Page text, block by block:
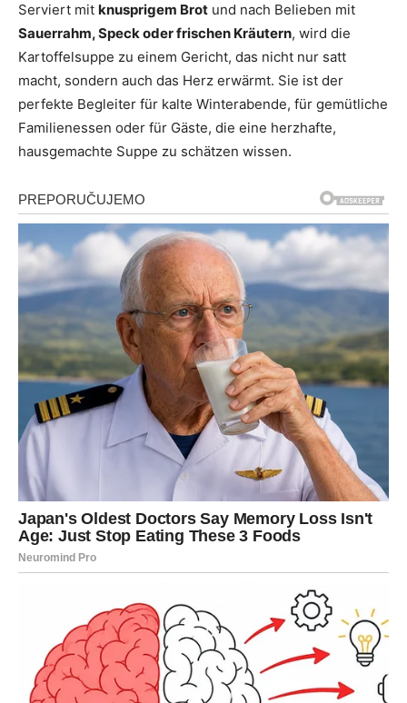
Serviert mit knusprigem Brot und nach Belieben mit
Sauerrahm, Speck oder frischen Kräutern, wird die
Kartoffelsuppe zu einem Gericht, das nicht nur satt
macht, sondern auch das Herz erwärmt. Sie ist der
perfekte Begleiter für kalte Winterabende, für gemütliche
Familienessen oder für Gäste, die eine herzhafte,
hausgemachte Suppe zu schätzen wissen.